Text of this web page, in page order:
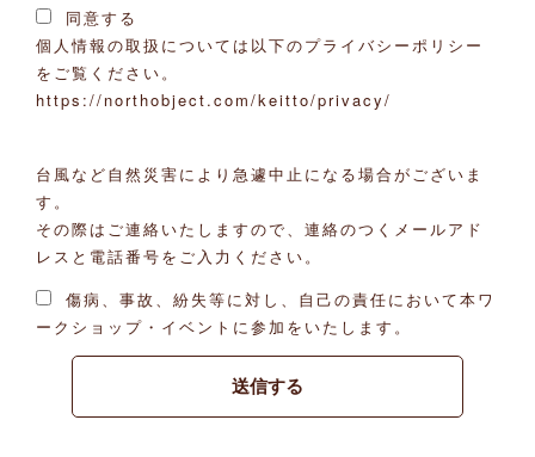
同意する
個人情報の取扱については以下のプライバシーポリシー
をご覧ください。
https://northobject.com/keitto/privacy/
台風など自然災害により急遽中止になる場合がございま
す。
その際はご連絡いたしますので、連絡のつくメールアド
レスと電話番号をご入力ください。
傷病、事故、紛失等に対し、自己の責任において本ワ
ークショップ・イベントに参加をいたします。